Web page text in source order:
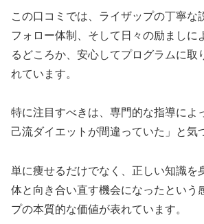
この口コミでは、ライザップの丁寧な
フォロー体制、そして日々の励ましに
るどころか、安心してプログラムに取
れています。
特に注目すべきは、専門的な指導によ
己流ダイエットが間違っていた」と気
単に痩せるだけでなく、正しい知識を
体と向き合い直す機会になったという
プの本質的な価値が表れています。